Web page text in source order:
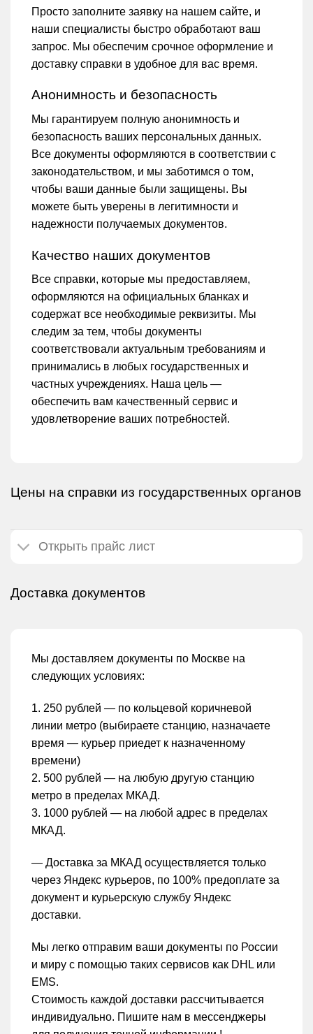
Просто заполните заявку на нашем сайте, и
наши специалисты быстро обработают ваш
запрос. Мы обеспечим срочное оформление и
доставку справки в удобное для вас время.
Анонимность и безопасность
Мы гарантируем полную анонимность и
безопасность ваших персональных данных.
Все документы оформляются в соответствии с
законодательством, и мы заботимся о том,
чтобы ваши данные были защищены. Вы
можете быть уверены в легитимности и
надежности получаемых документов.
Качество наших документов
Все справки, которые мы предоставляем,
оформляются на официальных бланках и
содержат все необходимые реквизиты. Мы
следим за тем, чтобы документы
соответствовали актуальным требованиям и
принимались в любых государственных и
частных учреждениях. Наша цель —
обеспечить вам качественный сервис и
удовлетворение ваших потребностей.
Цены на справки из государственных органов
Открыть прайс лист
Доставка документов
Мы доставляем документы по Москве на
следующих условиях:
1. 250 рублей — по кольцевой коричневой
линии метро (выбираете станцию, назначаете
время — курьер приедет к назначенному
времени)
2. 500 рублей — на любую другую станцию
метро в пределах МКАД.
3. 1000 рублей — на любой адрес в пределах
МКАД.
— Доставка за МКАД осуществляется только
через Яндекс курьеров, по 100% предоплате за
документ и курьерскую службу Яндекс
доставки.
Мы легко отправим ваши документы по России
и миру с помощью таких сервисов как DHL или
EMS.
Стоимость каждой доставки рассчитывается
индивидуально. Пишите нам в мессенджеры